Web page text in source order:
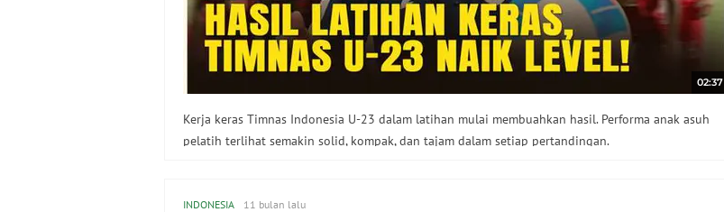
02:37
Kerja keras Timnas Indonesia U-23 dalam latihan mulai membuahkan hasil. Performa anak asuh
pelatih terlihat semakin solid, kompak, dan tajam dalam setiap pertandingan.
INDONESIA 11 bulan lalu